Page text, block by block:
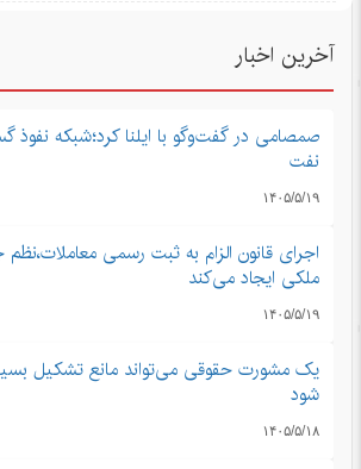
آخرین اخبار
صمصامی در گفت‌وگو با ایلنا کرد؛شبکه نفوذ
نفت
۱۴۰۵/۵/۱۹
اجرای قانون الزام به ثبت رسمی
ملکی ایجاد می‌کند
۱۴۰۵/۵/۱۹
یک مشورت حقوقی می‌تواند مانع تشکیل
شود
۱۴۰۵/۵/۱۸